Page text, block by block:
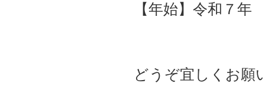
【年始】令和７
どうぞ宜しくお願